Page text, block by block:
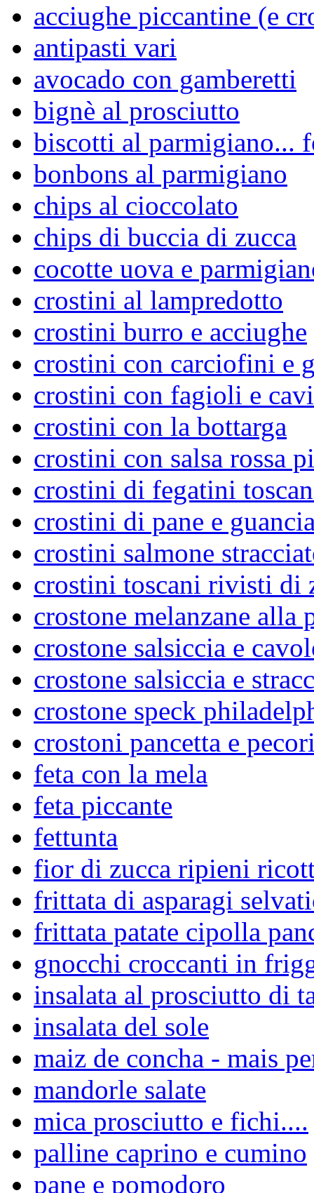
acciughe piccantine (e
antipasti vari
avocado con gamberetti
bignè al prosciutto
biscotti al parmigiano...
bonbons al parmigiano
chips al cioccolato
chips di buccia di zucca
cocotte uova e
crostini al lampredotto
crostini burro e acciughe
crostini con carciofini e
crostini con fagioli e
crostini con la bottarga
crostini con salsa rossa
crostini di fegatini
crostini di pane e
crostini salmone
crostini toscani rivisti di
crostone melanzane alla
crostone salsiccia e
crostone salsiccia e
crostone speck
crostoni pancetta e
feta con la mela
feta piccante
fettunta
fior di zucca ripieni
frittata di asparagi
frittata patate cipolla
gnocchi croccanti in
insalata al prosciutto di
insalata del sole
maiz de concha - mais
mandorle salate
mica prosciutto e fichi....
palline caprino e cumino
pane e pomodoro